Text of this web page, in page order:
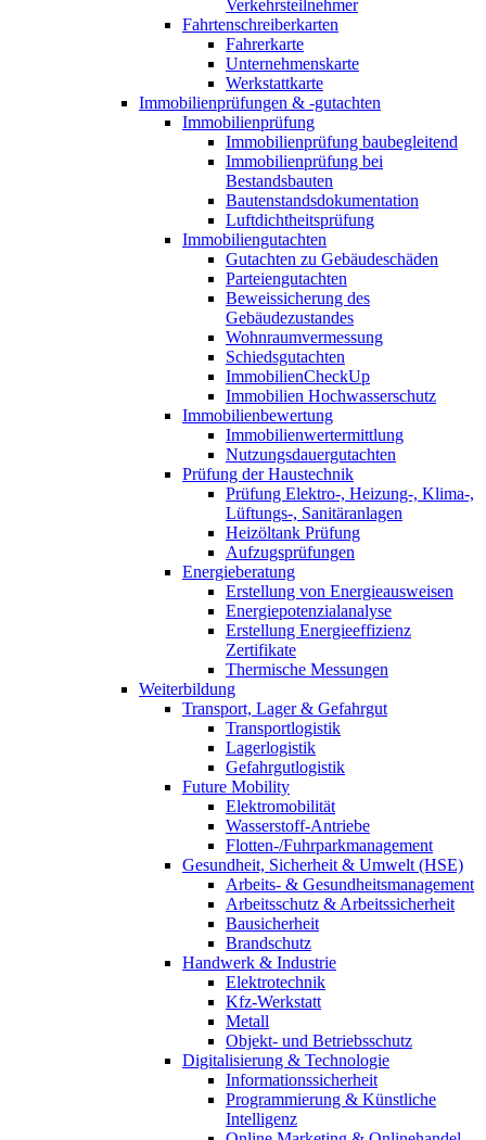
Verkehrsteilnehmer
Fahrtenschreiberkarten
Fahrerkarte
Unternehmenskarte
Werkstattkarte
Immobilienprüfungen & -gutachten
Immobilienprüfung
Immobilienprüfung baubegleitend
Immobilienprüfung bei
Bestandsbauten
Bautenstandsdokumentation
Luftdichtheitsprüfung
Immobiliengutachten
Gutachten zu Gebäudeschäden
Parteiengutachten
Beweissicherung des
Gebäudezustandes
Wohnraumvermessung
Schiedsgutachten
ImmobilienCheckUp
Immobilien Hochwasserschutz
Immobilienbewertung
Immobilienwertermittlung
Nutzungsdauergutachten
Prüfung der Haustechnik
Prüfung Elektro-, Heizung-, Klima-,
Lüftungs-, Sanitäranlagen
Heizöltank Prüfung
Aufzugsprüfungen
Energieberatung
Erstellung von Energieausweisen
Energiepotenzialanalyse
Erstellung Energieeffizienz
Zertifikate
Thermische Messungen
Weiterbildung
Transport, Lager & Gefahrgut
Transportlogistik
Lagerlogistik
Gefahrgutlogistik
Future Mobility
Elektromobilität
Wasserstoff-Antriebe
Flotten-/Fuhrparkmanagement
Gesundheit, Sicherheit & Umwelt (HSE)
Arbeits- & Gesundheitsmanagement
Arbeitsschutz & Arbeitssicherheit
Bausicherheit
Brandschutz
Handwerk & Industrie
Elektrotechnik
Kfz-Werkstatt
Metall
Objekt- und Betriebsschutz
Digitalisierung & Technologie
Informationssicherheit
Programmierung & Künstliche
Intelligenz